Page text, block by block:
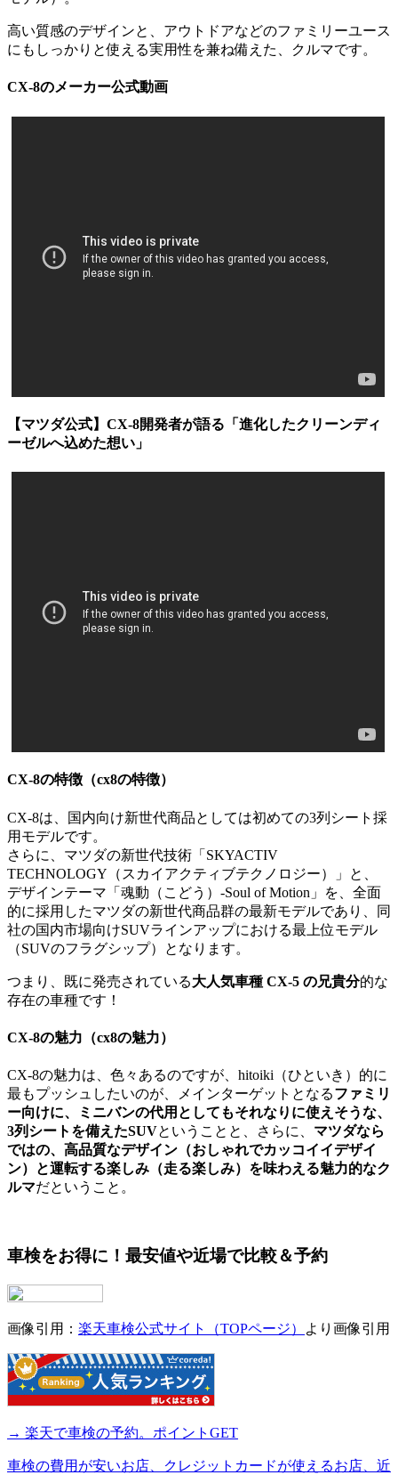
高い質感のデザインと、アウトドアなどのファミリーユース
にもしっかりと使える実用性を兼ね備えた、クルマです。
CX-8のメーカー公式動画
【マツダ公式】CX-8開発者が語る「進化したクリーンディ
ーゼルへ込めた想い」
CX-8の特徴（cx8の特徴）
CX-8は、国内向け新世代商品としては初めての3列シート採
用モデルです。
さらに、マツダの新世代技術「SKYACTIV
TECHNOLOGY（スカイアクティブテクノロジー）」と、
デザインテーマ「魂動（こどう）-Soul of Motion」を、全面
的に採用したマツダの新世代商品群の最新モデルであり、同
社の国内市場向けSUVラインアップにおける最上位モデル
（SUVのフラグシップ）となります。
つまり、既に発売されている大人気車種 CX-5 の兄貴分的な
存在の車種です！
CX-8の魅力（cx8の魅力）
CX-8の魅力は、色々あるのですが、hitoiki（ひといき）的に
最もプッシュしたいのが、メインターゲットとなるファミリ
ー向けに、ミニバンの代用としてもそれなりに使えそうな、
3列シートを備えたSUVということと、さらに、 マツダなら
ではの、高品質なデザイン（おしゃれでカッコイイデザイ
ン）と運転する楽しみ（走る楽しみ）を味わえる魅力的なク
ルマだということ。
車検をお得に！最安値や近場で比較＆予約
画像引用： 楽天車検公式サイト（TOPページ） より画像引用
→ 楽天で車検の予約。ポイントGET
車検の費用が安いお店、クレジットカードが使えるお店、近